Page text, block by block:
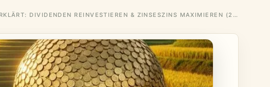
DRIP ERKLÄRT: DIVIDENDEN REINVESTIEREN & ZINSESZINS MAXIMIEREN (2026 GUIDE)